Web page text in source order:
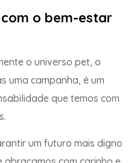
o bem-estar
o universo pet, o
uma campanha, é um
que temos com
um futuro mais digno